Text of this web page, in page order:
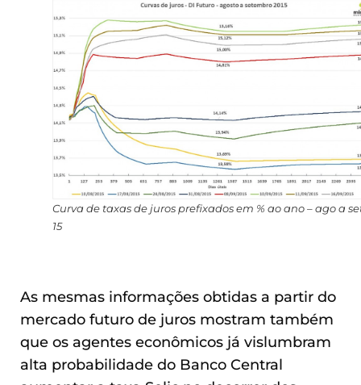
Curva de taxas de juros prefixados em % ao ano – ago a
15
As mesmas informações obtidas a partir do
mercado futuro de juros mostram também
que os agentes econômicos já vislumbram
alta probabilidade do Banco Central